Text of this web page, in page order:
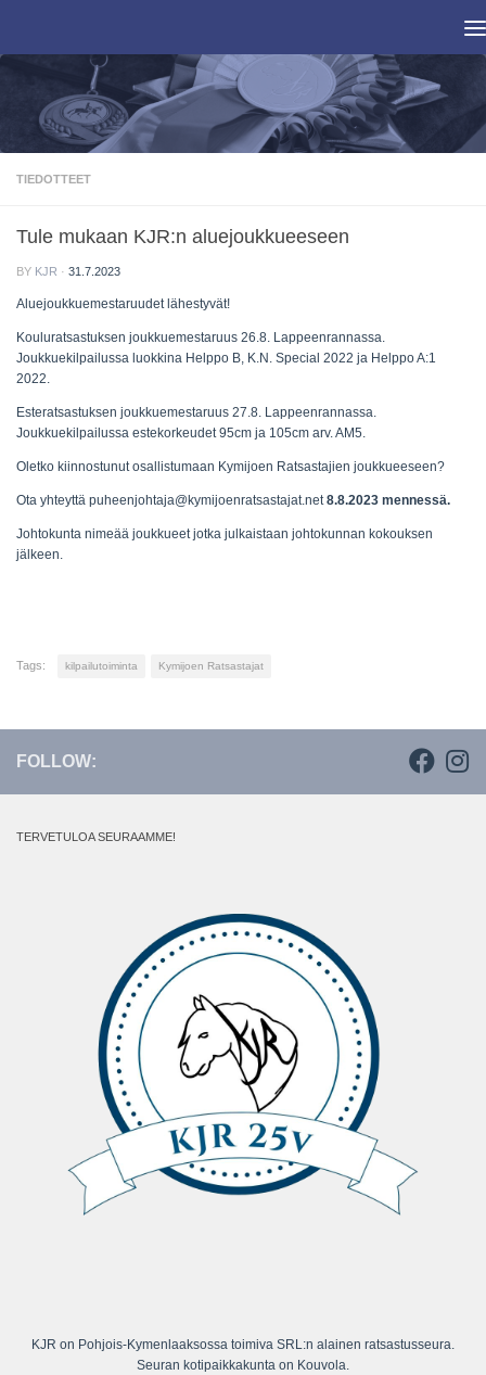
TIEDOTTEET
Tule mukaan KJR:n aluejoukkueeseen
BY KJR · 31.7.2023
Aluejoukkuemestaruudet lähestyvät!
Kouluratsastuksen joukkuemestaruus 26.8. Lappeenrannassa.
Joukkuekilpailussa luokkina Helppo B, K.N. Special 2022 ja Helppo A:1
2022.
Esteratsastuksen joukkuemestaruus 27.8. Lappeenrannassa.
Joukkuekilpailussa estekorkeudet 95cm ja 105cm arv. AM5.
Oletko kiinnostunut osallistumaan Kymijoen Ratsastajien joukkueeseen?
Ota yhteyttä puheenjohtaja@kymijoenratsastajat.net8.8.2023 mennessä.
Johtokunta nimeää joukkueet jotka julkaistaan johtokunnan kokouksen
jälkeen.
Tags: kilpailutoiminta Kymijoen Ratsastajat
FOLLOW:
TERVETULOA SEURAAMME!
KJR on Pohjois-Kymenlaaksossa toimiva SRL:n alainen ratsastusseura.
Seuran kotipaikkakunta on Kouvola.